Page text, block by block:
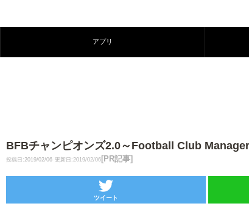
アプリ
BFBチャンピオンズ2.0～Football Club
投稿日:2019/02/06 更新日:2019/02/06 [PR記事]
ツイート